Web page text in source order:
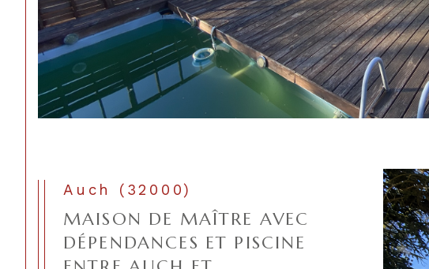
Auch (32000)
MAISON DE MAÎTRE AVEC
DÉPENDANCES ET PISCINE